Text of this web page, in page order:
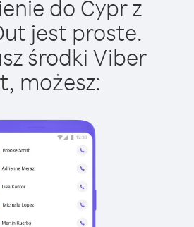
do Cypr z
jest proste.
środki Viber
możesz: